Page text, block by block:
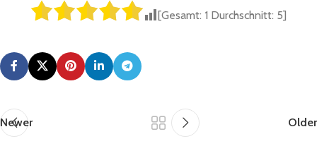
[Gesamt: 1 Durchschnitt: 5]
Newer Older